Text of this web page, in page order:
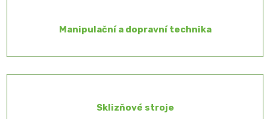
Manipulační a dopravní technika
Sklizňové stroje